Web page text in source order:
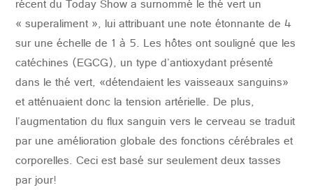
récent du Today Show a surnommé le thé vert un
« superaliment », lui attribuant une note étonnante de 4
sur une échelle de 1 à 5. Les hôtes ont souligné que les
catéchines (EGCG), un type d'antioxydant présenté
dans le thé vert, «détendaient les vaisseaux sanguins»
et atténuaient donc la tension artérielle. De plus,
l'augmentation du flux sanguin vers le cerveau se traduit
par une amélioration globale des fonctions cérébrales et
corporelles.Ceci est basé sur seulement deux tasses
par jour!